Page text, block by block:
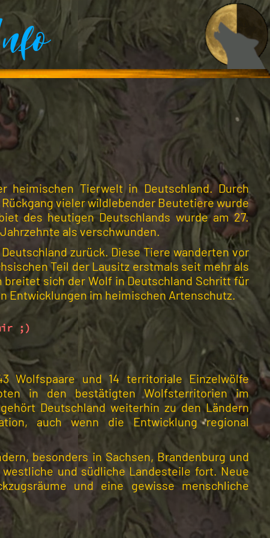
heimischen Tierwelt in Deutschland. Durch
vieler wildlebender Beutetiere wurde
des heutigen Deutschlands wurde am 27.
als verschwunden.
zurück. Diese Tiere wanderten vor
Teil der Lausitz erstmals seit mehr als
sich der Wolf in Deutschland Schritt für
Entwicklungen im heimischen Artenschutz.
;)
Wolfspaare und 14 territoriale Einzelwölfe
in den bestätigten Wolfsterritorien im
Deutschland weiterhin zu den Ländern
auch wenn die Entwicklung regional
besonders in Sachsen, Brandenburg und
und südliche Landesteile fort. Neue
und eine gewisse menschliche